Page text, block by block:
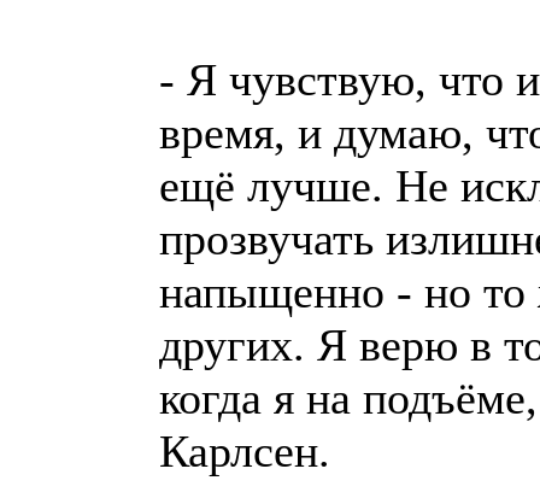
- Я чувствую, что
время, и думаю,
ещё лучше. Не
прозвучать
напыщенно - но то
других. Я верю в
когда я на
Карлсен.